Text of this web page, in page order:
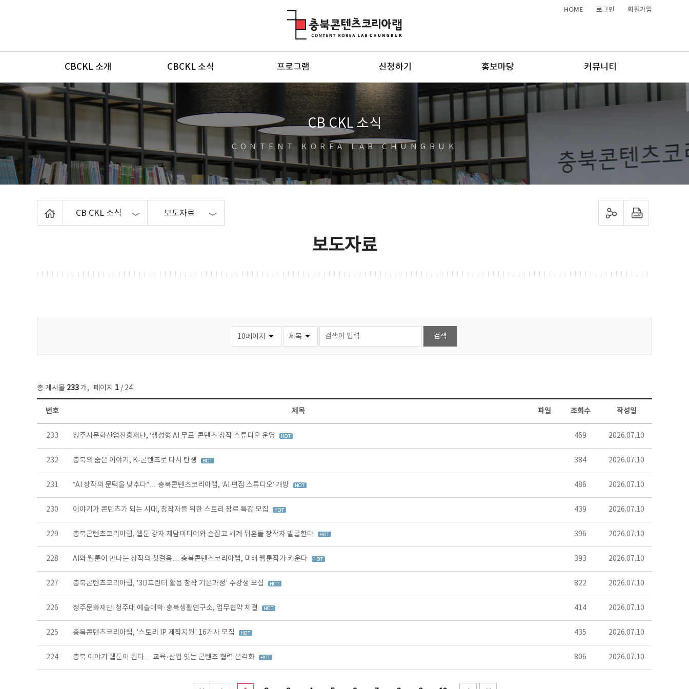
HOME 로그인 회원가입
메뉴
CBCKL 소개 CBCKL 소식 프로그램 신청하기 홍보마당 커뮤니티
CB CKL 소식
CONTENT KOREA LAB CHUNGBUK
CB CKL 소식 보도자료 sns 공유하기 프린트하기
보도자료
총 게시물 233 개, 페이지 1 / 24
보도자료 목록 - 번호, 제목, 작성자, 파일, 조회수, 작성일 정보 제공
번호 제목 파일 조회수 작성일
233 청주시문화산업진흥재단, ‘생성형 AI 무료’ 콘텐츠 창작 스튜디오 운영 469 2026.07.10
232 충북의 숨은 이야기, K-콘텐츠로 다시 탄생 384 2026.07.10
231 “AI 창작의 문턱을 낮추다”… 충북콘텐츠코리아랩, ‘AI 편집 스튜디오’ 개방 486 2026.07.10
230 이야기가 콘텐츠가 되는 시대, 창작자를 위한 스토리 장르 특강 모집 439 2026.07.10
229 충북콘텐츠코리아랩, 웹툰 강자 재담미디어와 손잡고 세계 뒤흔들 창작자 발굴한다 396 2026.07.10
228 AI와 웹툰이 만나는 창작의 첫걸음… 충북콘텐츠코리아랩, 미래 웹툰작가 키운다 393 2026.07.10
227 충북콘텐츠코리아랩, '3D프린터 활용 창작 기본과정' 수강생 모집 822 2026.07.10
226 청주문화재단·청주대 예술대학·충북생활연구소, 업무협약 체결 414 2026.07.10
225 충북콘텐츠코리아랩, '스토리 IP 제작지원' 16개사 모집 435 2026.07.10
224 충북 이야기 웹툰이 된다… 교육·산업 잇는 콘텐츠 협력 본격화 806 2026.07.10